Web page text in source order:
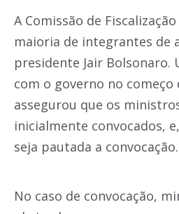
A Comissão de
maioria de integrantes de
presidente Jair Bolsonaro.
com o governo no
assegurou que os
inicialmente convocados,
seja pautada a convocação.
No caso de convocação,